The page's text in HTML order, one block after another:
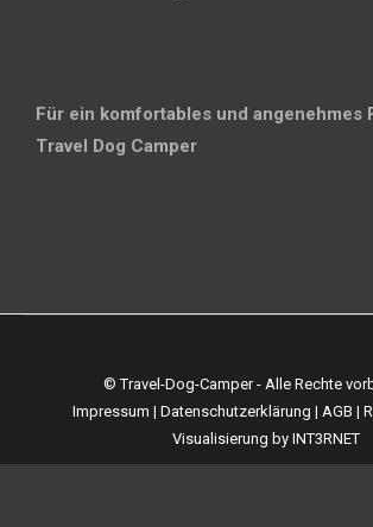
Für ein komfortables und angenehmes
Travel Dog Camper
© Travel-Dog-Camper - Alle Rechte
Impressum | Datenschutzerklärung | AGB |
Visualisierung by INT3RNET